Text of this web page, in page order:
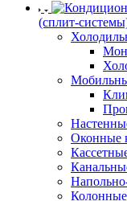
(сплит-
Оконные